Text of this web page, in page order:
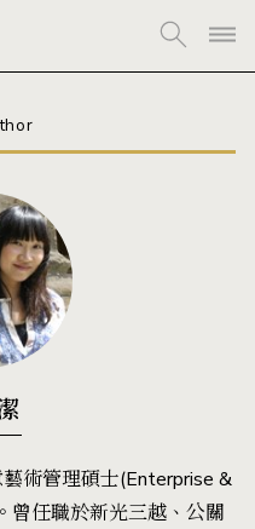
術管理碩士(Enterprise &
曾任職於新光三越、公關